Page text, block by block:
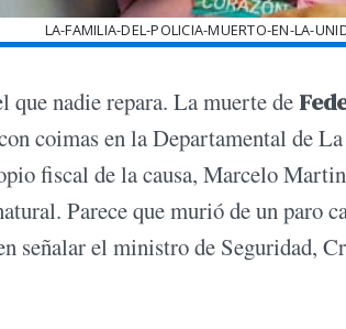
LA-FAMILIA-DEL-POLICIA-MUERTO-EN-LA-
que nadie repara. La muerte de
coimas en la Departamental de
fiscal de la causa, Marcelo
Parece que murió de un paro
señalar el ministro de Seguridad,